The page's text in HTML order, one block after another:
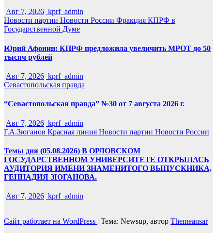
Авг 7, 2026 kprf_admin
Новости партии Новости России Фракция КПРФ в
Государственной Думе
Юрий Афонин: КПРФ предложила увеличить МРОТ до 50
тысяч рублей
Авг 7, 2026 kprf_admin
Севастопольская правда
“Севастопольская правда” №30 от 7 августа 2026 г.
Авг 7, 2026 kprf_admin
Г.А.Зюганов Красная линия Новости партии Новости России
Темы дня (05.08.2026) В ОРЛОВСКОМ
ГОСУДАРСТВЕННОМ УНИВЕРСИТЕТЕ ОТКРЫЛАСЬ
АУДИТОРИЯ ИМЕНИ ЗНАМЕНИТОГО ВЫПУСКНИКА,
ГЕННАДИЯ ЗЮГАНОВА.
Авг 7, 2026 kprf_admin
Сайт работает на WordPress | Тема: Newsup, автор Themeansar